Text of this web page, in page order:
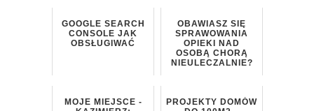
GOOGLE SEARCH
CONSOLE JAK
OBSŁUGIWAĆ
OBAWIASZ SIĘ
SPRAWOWANIA
OPIEKI NAD
OSOBĄ CHORĄ
NIEULECZALNIE?
MOJE MIEJSCE -
PROJEKTY DOMÓW